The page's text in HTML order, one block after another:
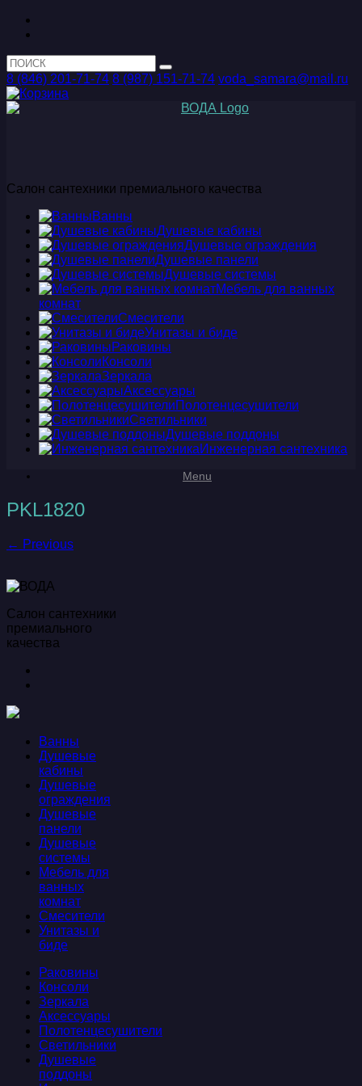
8 (846) 201-71-74 8 (987) 151-71-74 voda_samara@mail.ru
Салон сантехники премиального качества
Ванны
Душевые кабины
Душевые ограждения
Душевые панели
Душевые системы
Мебель для ванных
комнат
Смесители
Унитазы и биде
Раковины
Консоли
Зеркала
Аксессуары
Полотенцесушители
Светильники
Душевые поддоны
Инженерная сантехника
Menu
PKL1820
← Previous
Салон сантехники
премиального
качества
Ванны
Душевые
кабины
Душевые
ограждения
Душевые
панели
Душевые
системы
Мебель для
ванных
комнат
Смесители
Унитазы и
биде
Раковины
Консоли
Зеркала
Аксессуары
Полотенцесушители
Светильники
Душевые
поддоны